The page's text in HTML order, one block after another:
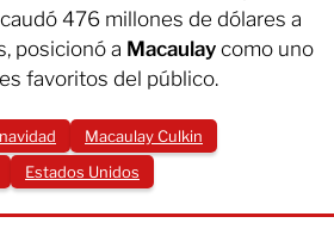
476 millones de dólares a
posicionó a Macaulay como uno
favoritos del público.
navidad
Macaulay Culkin
Estados Unidos